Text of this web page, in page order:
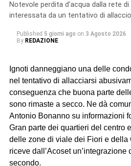
Notevole perdita d’acqua dalla rete di
interessata da un tentativo di
Published 5 giorni ago on 3 Agosto 2026
By REDAZIONE
Ignoti danneggiano una delle
nel tentativo di allacciarsi
conseguenza che buona parte
sono rimaste a secco. Ne dà
Antonio Bonanno su informazioni
Gran parte dei quartieri del centro
delle zone di viale dei Fiori e della
riceve dall’Acoset un’integrazione
secondo.